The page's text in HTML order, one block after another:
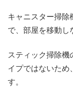
キャニスター掃除
で、部屋を移動し
スティック掃除機
イプではないため
す。